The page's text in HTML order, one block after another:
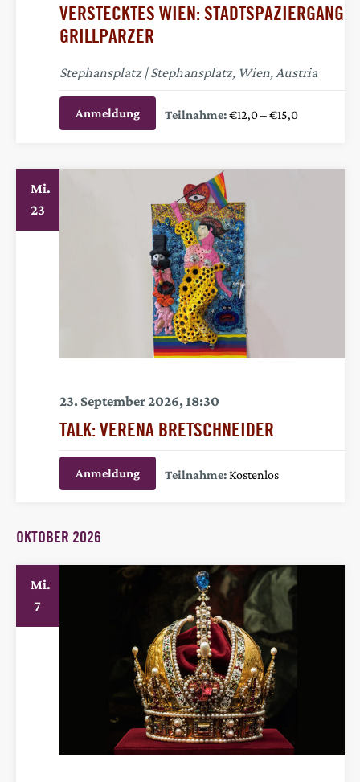
VERSTECKTES WIEN: STADTSPAZIERGANG
GRILLPARZER
Stephansplatz Stephansplatz, Wien, Austria
Anmeldung €12,0 – €15,0
Mi.
23
TALK: VERENA BRETSCHNEIDER
23. September 2026, 18:30
Anmeldung Kostenlos
OKTOBER 2026
Mi.
7